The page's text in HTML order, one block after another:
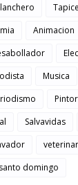
Animacion
Musica
Pintor
Salvavidas
domingo